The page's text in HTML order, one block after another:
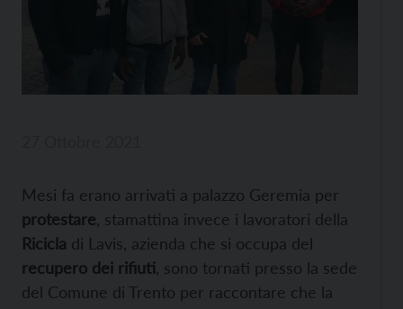
Mesi fa erano arrivati a palazzo Geremia per
protestare , stamattina invece i lavoratori della
Ricicla di Lavis, azienda che si occupa del
recupero dei rifiuti , sono tornati presso la sede
del Comune di Trento per raccontare che la